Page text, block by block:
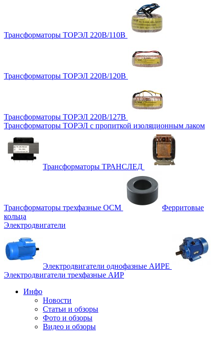
Трансформаторы ТОРЭЛ 220В/110В
Трансформаторы ТОРЭЛ 220В/120В
Трансформаторы ТОРЭЛ 220В/127В
Трансформаторы ТОРЭЛ с пропиткой изоляционным лаком
Трансформаторы ТРАНСЛЕД
Трансформаторы трехфазные ОСМ
Ферритовые
кольца
Электродвигатели
Электродвигатели однофазные АИРЕ
Электродвигатели трехфазные АИР
Инфо
Новости
Статьи и обзоры
Фото и обзоры
Видео и обзоры